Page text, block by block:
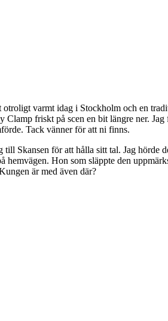
varmt idag i Stockholm och en
friskt på scen en bit längre ner. Jag
Tack vänner för att ni finns.
Skansen för att hålla sitt tal. Jag hörde
Hon som släppte den
är med även där?